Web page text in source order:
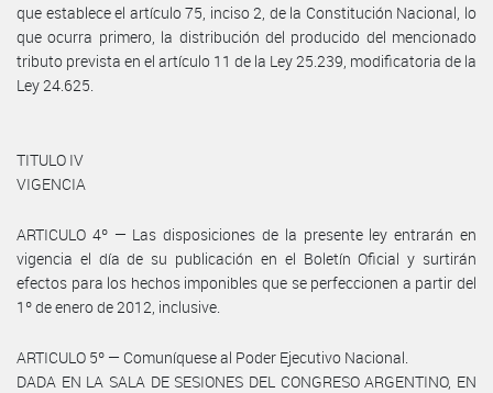
que establece el artículo 75, inciso 2, de la Constitución Nacional, lo
que ocurra primero, la distribución del producido del mencionado
tributo prevista en el artículo 11 de la Ley 25.239, modificatoria de la
Ley 24.625.
TITULO IV
VIGENCIA
ARTICULO 4º — Las disposiciones de la presente ley entrarán en
vigencia el día de su publicación en el Boletín Oficial y surtirán
efectos para los hechos imponibles que se perfeccionen a partir del
1º de enero de 2012, inclusive.
ARTICULO 5º — Comuníquese al Poder Ejecutivo Nacional.
DADA EN LA SALA DE SESIONES DEL CONGRESO ARGENTINO, EN